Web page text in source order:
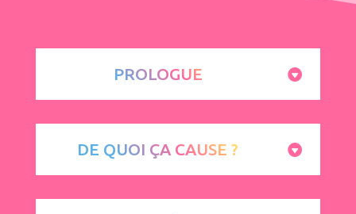
PROLOGUE
DE QUOI ÇA CAUSE ?